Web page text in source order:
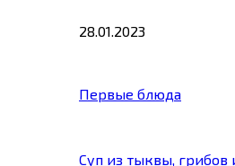
28.01.2023
Первые блюда
Суп из тыквы, грибов